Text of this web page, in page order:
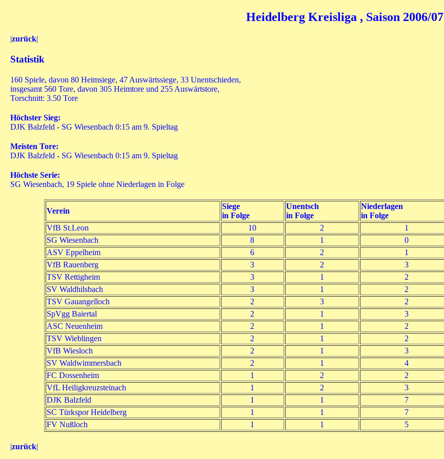
Heidelberg Kreisliga , Saison 2006/07
|zurück|
Statistik
160 Spiele, davon 80 Heimsiege, 47 Auswärtssiege, 33 Unentschieden,
insgesamt 560 Tore, davon 305 Heimtore und 255 Auswärtstore,
Torschnitt: 3.50 Tore
Höchster Sieg:
DJK Balzfeld - SG Wiesenbach 0:15 am 9. Spieltag
Meisten Tore:
DJK Balzfeld - SG Wiesenbach 0:15 am 9. Spieltag
Höchste Serie:
SG Wiesenbach, 19 Spiele ohne Niederlagen in Folge
Verein
Siege
in Folge
Unentsch
in Folge
Niederlagen
in Folge
VfB St.Leon
10 2 1
SG Wiesenbach
8 1 0
ASV Eppelheim
6 2 1
VfB Rauenberg
3 2 3
TSV Rettigheim
3 1 2
SV Waldhilsbach
3 1 2
TSV Gauangelloch
2 3 2
SpVgg Baiertal
2 1 3
ASC Neuenheim
2 1 2
TSV Wieblingen
2 1 2
VfB Wiesloch
2 1 3
SV Waldwimmersbach
2 1 4
FC Dossenheim
1 2 2
VfL Heiligkreuzsteinach
1 2 3
DJK Balzfeld
1 1 7
SC Türkspor Heidelberg
1 1 7
FV Nußloch
1 1 5
|zurück|